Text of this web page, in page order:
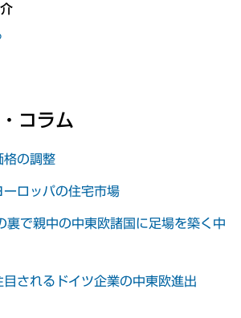
コラム
格の調整
ロッパの住宅市場
裏で親中の中東欧諸国に足場を築く中
目されるドイツ企業の中東欧進出